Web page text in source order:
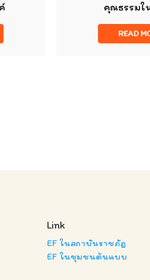
คุณธรรมในสังคม
Link
EF ในสถาบันราชภัฏ
EF ในชุมชนต้นแบบ